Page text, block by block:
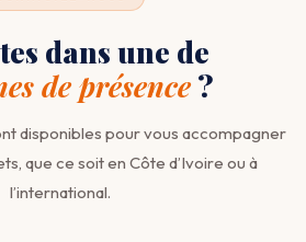
dans une de
de présence?
disponibles pour vous accompagner
que ce soit en Côte d’Ivoire ou à
l’international.